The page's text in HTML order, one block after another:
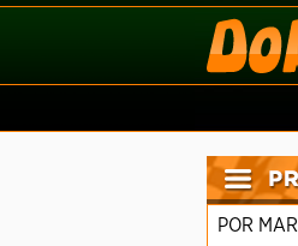
POR